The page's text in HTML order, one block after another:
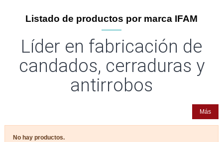
Listado de productos por marca IFAM
Líder en fabricación de
candados, cerraduras y
antirrobos
Más
No hay productos.